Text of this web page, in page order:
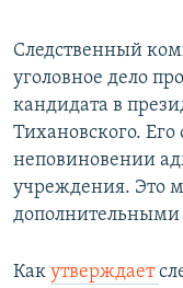
Все сайты РСЕ/
Следственный
уголовное дело
кандидата в
Тихановского.
неповиновении
учреждения. Это
дополнительными
Как утверждает